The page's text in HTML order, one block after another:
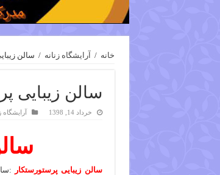
خانه / آرایشگاه زنانه / سالن
سالن زیبایی
خرداد 14, 1398 آرایشگاه
سالن زیبایی پرستورستکار